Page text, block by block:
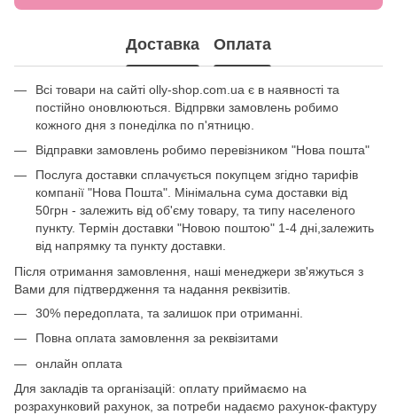
Доставка Оплата
Всі товари на сайті olly-shop.com.ua є в наявності та
постійно оновлюються. Відпрвки замовлень робимо
кожного дня з понеділка по п'ятницю.
Відправки замовлень робимо перевізником "Нова пошта"
Послуга доставки сплачується покупцем згідно тарифів
компанії "Нова Пошта". Мінімальна сума доставки від
50грн - залежить від об'єму товару, та типу населеного
пункту. Термін доставки "Новою поштою" 1-4 дні,залежить
від напрямку та пункту доставки.
Після отримання замовлення, наші менеджери зв'яжуться з
Вами для підтвердження та надання реквізитів.
30% передоплата, та залишок при отриманні.
Повна оплата замовлення за реквізитами
онлайн оплата
Для закладів та організацій: оплату приймаємо на
розрахунковий рахунок, за потреби надаємо рахунок-фактуру